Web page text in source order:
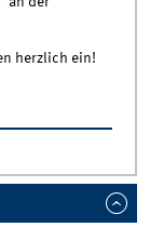
herzlich ein!